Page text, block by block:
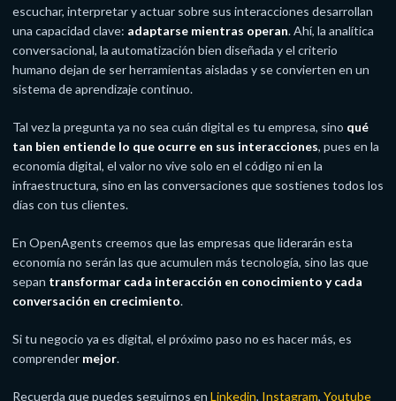
escuchar, interpretar y actuar sobre sus interacciones desarrollan
una capacidad clave: adaptarse mientras operan. Ahí, la analítica
conversacional, la automatización bien diseñada y el criterio
humano dejan de ser herramientas aisladas y se convierten en un
sistema de aprendizaje continuo.
Tal vez la pregunta ya no sea cuán digital es tu empresa, sino qué
tan bien entiende lo que ocurre en sus interacciones, pues en la
economía digital, el valor no vive solo en el código ni en la
infraestructura, sino en las conversaciones que sostienes todos los
días con tus clientes.
En OpenAgents creemos que las empresas que liderarán esta
economía no serán las que acumulen más tecnología, sino las que
sepan transformar cada interacción en conocimiento y cada
conversación en crecimiento.
Si tu negocio ya es digital, el próximo paso no es hacer más, es
comprender mejor.
Recuerda que puedes seguirnos en Linkedin, Instagram, Youtube